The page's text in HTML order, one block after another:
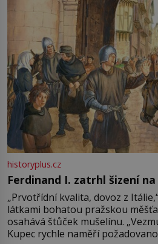
historyplus.cz
Ferdinand I. zatrhl šizení
„Prvotřídní kvalita, dovoz z
látkami bohatou pražskou
osahává štůček mušelínu.
Kupec rychle naměří